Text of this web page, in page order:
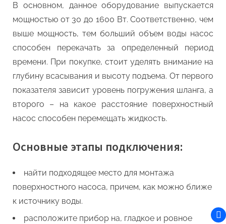
В основном, данное оборудование выпускается
мощностью от 30 до 1600 Вт. Соответственно, чем
выше мощность, тем больший объем воды насос
способен перекачать за определенный период
времени. При покупке, стоит уделять внимание на
глубину всасывания и высоту подъема. От первого
показателя зависит уровень погружения шланга, а
второго – на какое расстояние поверхностный
насос способен перемещать жидкость.
Основные этапы подключения:
найти подходящее место для монтажа
поверхностного насоса, причем, как можно ближе
к источнику воды.
расположите прибор на, гладкое и ровное